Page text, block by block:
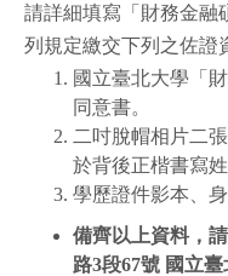
請詳細填寫「財務金融
列規定繳交下列之佐證
國立臺北大學「
同意書。
二吋脫帽相片二
於背後正楷書寫姓
學歷證件影本、
備齊以上資料，
路3段67號 國立